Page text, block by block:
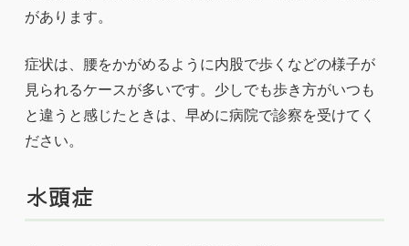
があります。
症状は、腰をかがめるように内股で歩くなどの様子が
見られるケースが多いです。少しでも歩き方がいつも
と違うと感じたときは、早めに病院で診察を受けてく
ださい。
水頭症